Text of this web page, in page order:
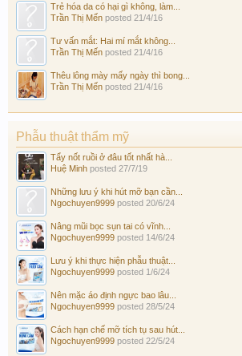
Trẻ hóa da có hại gì không, làm...
Trần Thị Mến posted 21/4/16
Tư vấn mắt: Hai mí mắt không...
Trần Thị Mến posted 21/4/16
Thêu lông mày mấy ngày thì bong...
Trần Thị Mến posted 21/4/16
Phẫu thuật thẩm mỹ
Tẩy nốt ruồi ở đâu tốt nhất hà...
Huệ Minh posted 27/7/19
Những lưu ý khi hút mỡ bạn cần...
Ngochuyen9999 posted 20/6/24
Nâng mũi bọc sụn tai có vĩnh...
Ngochuyen9999 posted 14/6/24
Lưu ý khi thực hiện phẫu thuật...
Ngochuyen9999 posted 1/6/24
Nên mặc áo định ngực bao lâu...
Ngochuyen9999 posted 28/5/24
Cách hạn chế mỡ tích tụ sau hút...
Ngochuyen9999 posted 22/5/24